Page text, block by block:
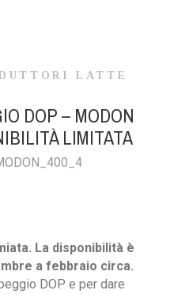
LATTE
DOP – MODON
LIMITATA
La disponibilità è
a febbraio circa.
DOP e per dare